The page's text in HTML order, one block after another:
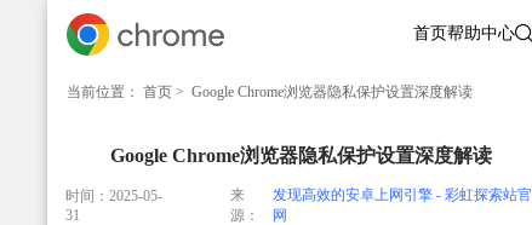
首页帮助中心
当前位置： 首页 > Google Chrome浏览器隐私保护设置深度解读
Google Chrome浏览器隐私保护设置深度解读
时间：2025-05-
31
来
源：
发现高效的安卓上网引擎 - 彩虹探索站官
网